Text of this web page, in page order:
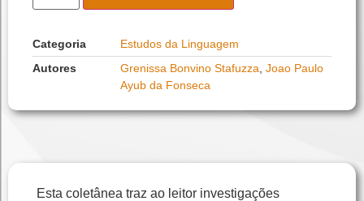
Categoria
Estudos da Linguagem
Autores
Grenissa Bonvino Stafuzza Joao Paulo
Ayub da Fonseca
Esta coletânea traz ao leitor investigações